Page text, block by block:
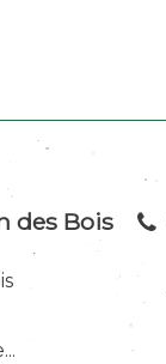
des Bois